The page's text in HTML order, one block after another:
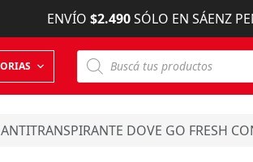
ENVÍO $2.490SÓLO EN SÁENZ
B
s
q
d DOVE GO FRESH